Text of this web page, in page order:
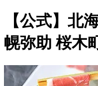
【公式】北
幌弥助 桜